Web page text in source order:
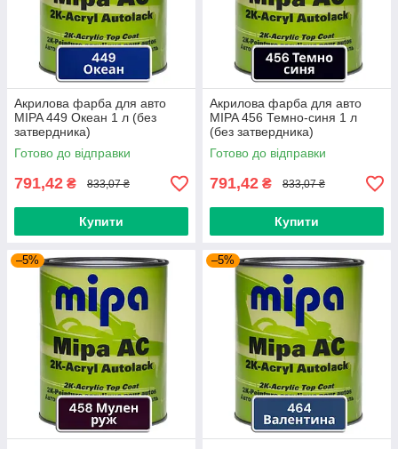
Акрилова фарба для авто
MIPA 449 Океан 1 л (без
затвердника)
Готово до відправки
791,42 ₴ 833,07 ₴
Купити
Акрилова фарба для авто
MIPA 456 Темно-синя 1 л
(без затвердника)
Готово до відправки
791,42 ₴ 833,07 ₴
Купити
–5% –5%